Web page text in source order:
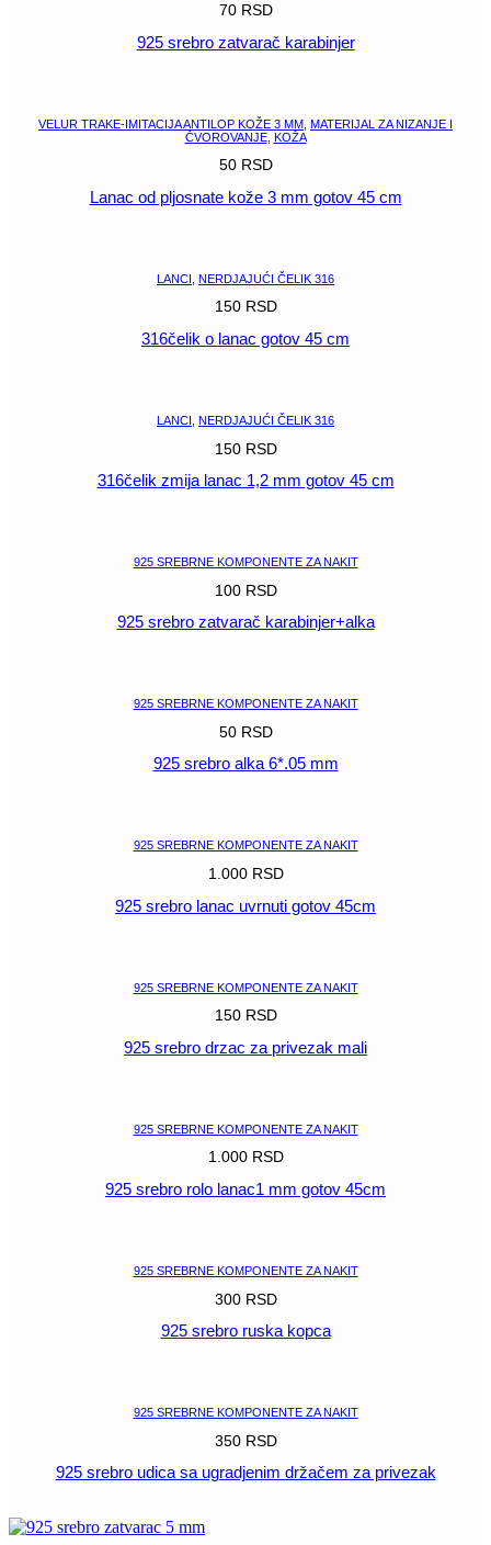
70 RSD
925 srebro zatvarač karabinjer
VELUR TRAKE-IMITACIJA ANTILOP KOŽE 3 MM MATERIJAL ZA NIZANJE I
ČVOROVANJE, KOŽA
50 RSD
Lanac od pljosnate kože 3 mm gotov 45 cm
LANCI NERDJAJUĆI ČELIK 316
150 RSD
316čelik o lanac gotov 45 cm
LANCI NERDJAJUĆI ČELIK 316
150 RSD
316čelik zmija lanac 1,2 mm gotov 45 cm
925 SREBRNE KOMPONENTE ZA NAKIT
100 RSD
925 srebro zatvarač karabinjer+alka
925 SREBRNE KOMPONENTE ZA NAKIT
50 RSD
925 srebro alka 6*.05 mm
925 SREBRNE KOMPONENTE ZA NAKIT
1.000 RSD
925 srebro lanac uvrnuti gotov 45cm
925 SREBRNE KOMPONENTE ZA NAKIT
150 RSD
925 srebro drzac za privezak mali
925 SREBRNE KOMPONENTE ZA NAKIT
1.000 RSD
925 srebro rolo lanac1 mm gotov 45cm
925 SREBRNE KOMPONENTE ZA NAKIT
300 RSD
925 srebro ruska kopca
925 SREBRNE KOMPONENTE ZA NAKIT
350 RSD
925 srebro udica sa ugradjenim držačem za privezak